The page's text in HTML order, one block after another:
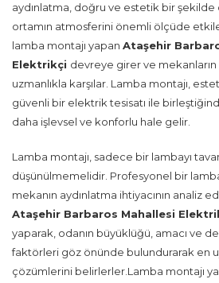
aydınlatma, doğru ve estetik bir
ortamın atmosferini önemli ölçüde
lamba montajı yapan Ataşehir
Elektrikçi devreye girer ve mekanların
uzmanlıkla karşılar. Lamba montajı,
güvenli bir elektrik tesisatı ile
daha işlevsel ve konforlu hale gelir.
Lamba montajı, sadece bir lambayı
düşünülmemelidir. Profesyonel bir
mekanın aydınlatma ihtiyacının analiz
Ataşehir Barbaros Mahallesi
yaparak, odanın büyüklüğü, amacı ve
faktörleri göz önünde bulundurarak en
çözümlerini belirlerler.Lamba montajı